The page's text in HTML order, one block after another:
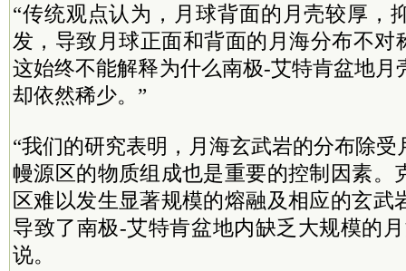
“传统观点认为，月球背面的月壳较厚，
发，导致月球正面和背面的月海分布不对
这始终不能解释为什么南极-艾特肯盆地月
却依然稀少。”
“我们的研究表明，月海玄武岩的分布除
幔源区的物质组成也是重要的控制因素。
区难以发生显著规模的熔融及相应的玄武
导致了南极-艾特肯盆地内缺乏大规模的
说。